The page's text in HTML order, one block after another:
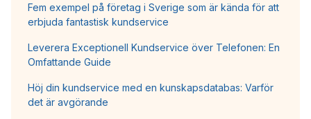
Fem exempel på företag i Sverige som är kända för att
erbjuda fantastisk kundservice
Leverera Exceptionell Kundservice över Telefonen: En
Omfattande Guide
Höj din kundservice med en kunskapsdatabas: Varför
det är avgörande